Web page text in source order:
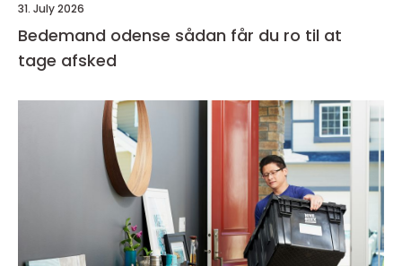
31. July 2026
Bedemand odense sådan får du ro til at
tage afsked